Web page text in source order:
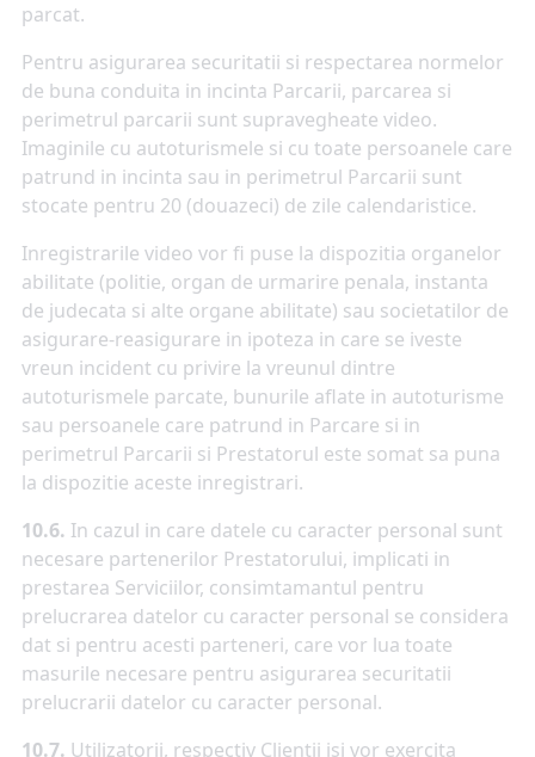
parcat.
Pentru asigurarea securitatii si respectarea normelor
de buna conduita in incinta Parcarii, parcarea si
perimetrul parcarii sunt supravegheate video.
Imaginile cu autoturismele si cu toate persoanele care
patrund in incinta sau in perimetrul Parcarii sunt
stocate pentru 20 (douazeci) de zile calendaristice.
Inregistrarile video vor fi puse la dispozitia organelor
abilitate (politie, organ de urmarire penala, instanta
de judecata si alte organe abilitate) sau societatilor de
asigurare-reasigurare in ipoteza in care se iveste
vreun incident cu privire la vreunul dintre
autoturismele parcate, bunurile aflate in autoturisme
sau persoanele care patrund in Parcare si in
perimetrul Parcarii si Prestatorul este somat sa puna
la dispozitie aceste inregistrari.
10.6. In cazul in care datele cu caracter personal sunt
necesare partenerilor Prestatorului, implicati in
prestarea Serviciilor, consimtamantul pentru
prelucrarea datelor cu caracter personal se considera
dat si pentru acesti parteneri, care vor lua toate
masurile necesare pentru asigurarea securitatii
prelucrarii datelor cu caracter personal.
10.7. Utilizatorii, respectiv Clientii isi vor exercita